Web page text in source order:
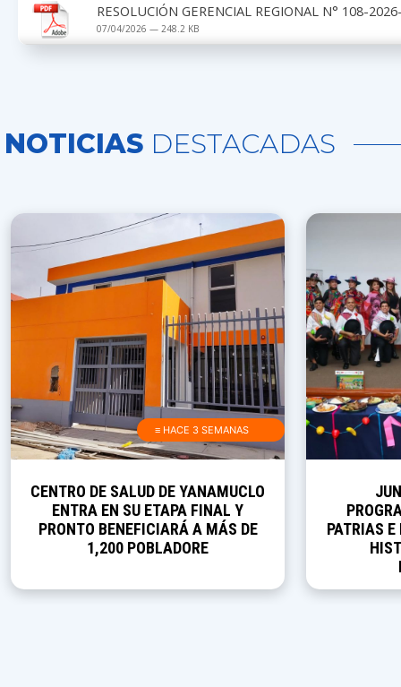
RESOLUCIÓN GERENCIAL REGIONAL N° 108-
07/04/2026 — 248.2 KB
NOTICIAS DESTACADAS
≡ HACE 3 SEMANAS
CENTRO DE SALUD DE YANAMUCLO
ENTRA EN SU ETAPA FINAL Y
PRONTO BENEFICIARÁ A MÁS DE
1,200 POBLADORE
PATRIAS